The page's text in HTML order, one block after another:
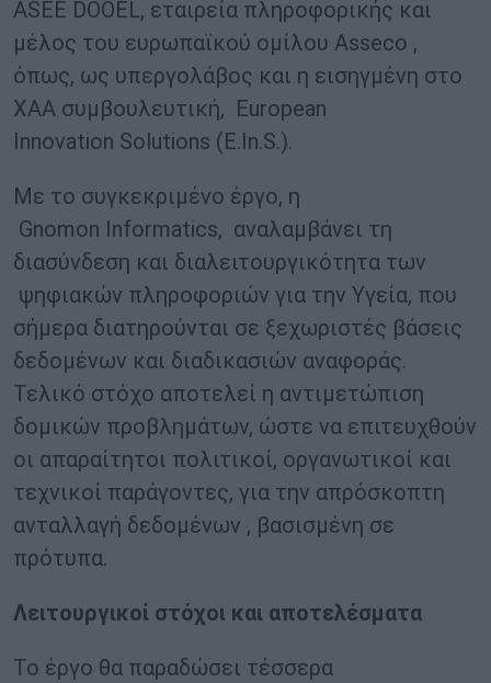
ΑSEE DOOEL, εταιρεία πληροφορικής και
μέλος του ευρωπαϊκού ομίλου Asseco ,
όπως, ως υπεργολάβος και η εισηγμένη στο
ΧΑΑ συμβουλευτική, European
Innovation Solutions (E.In.S.).
Με το συγκεκριμένο έργο, η
Gnomon Informatics, αναλαμβάνει τη
διασύνδεση και διαλειτουργικότητα των
ψηφιακών πληροφοριών για την Υγεία, που
σήμερα διατηρούνται σε ξεχωριστές βάσεις
δεδομένων και διαδικασιών αναφοράς.
Τελικό στόχο αποτελεί η αντιμετώπιση
δομικών προβλημάτων, ώστε να επιτευχθούν
οι απαραίτητοι πολιτικοί, οργανωτικοί και
τεχνικοί παράγοντες, για την απρόσκοπτη
ανταλλαγή δεδομένων , βασισμένη σε
πρότυπα.
Λειτουργικοί στόχοι και αποτελέσματα
Το έργο θα παραδώσει τέσσερα